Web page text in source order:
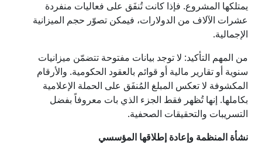
يمتلكها المشروع. فإذا كانت تُنفَق على فعاليات منفردة
عشرات الآلاف من الدولارات، فيمكن تصوّر حجم الميزانية
الإجمالية.
من المهم التأكيد: لا توجد بيانات مفتوحة تتضمّن ميزانيات
سنوية أو تقارير مالية أو قوائم بالعقود الحكومية. والأرقام
المكشوفة لا تعكس المبلغ المُنفَق على الحملة الإعلامية
بكاملها. إنها تُظهر فقط الجزء الذي بات معروفاً بفضل
التسريبات والتحقيقات الصحفية.
نشأة المنظمة وإعادة إطلاقها المؤسسي